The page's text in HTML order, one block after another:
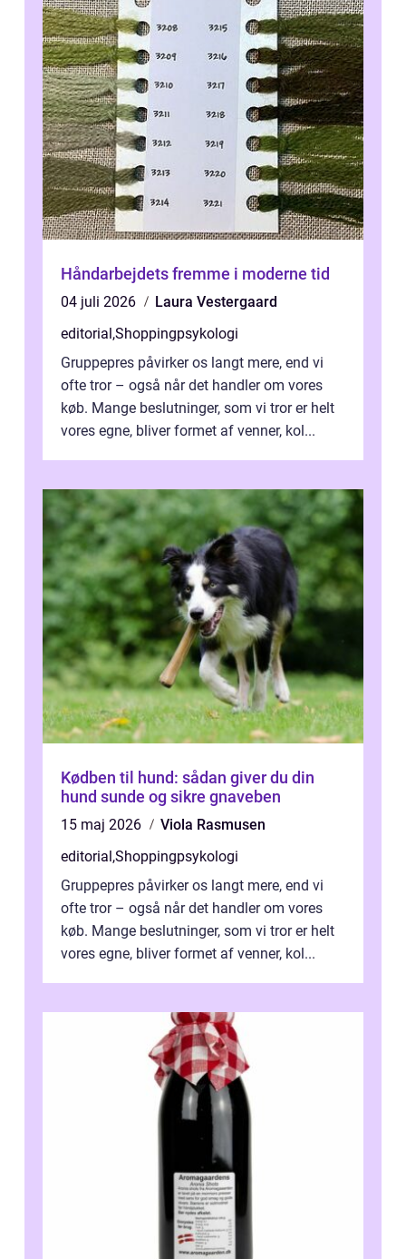
Håndarbejdets fremme i moderne tid
04 juli 2026
Laura Vestergaard
editorial,Shoppingpsykologi
Gruppepres påvirker os langt mere, end vi
ofte tror – også når det handler om vores
køb. Mange beslutninger, som vi tror er helt
vores egne, bliver formet af venner, kol...
Kødben til hund: sådan giver du din
hund sunde og sikre gnaveben
15 maj 2026
Viola Rasmusen
editorial,Shoppingpsykologi
Gruppepres påvirker os langt mere, end vi
ofte tror – også når det handler om vores
køb. Mange beslutninger, som vi tror er helt
vores egne, bliver formet af venner, kol...